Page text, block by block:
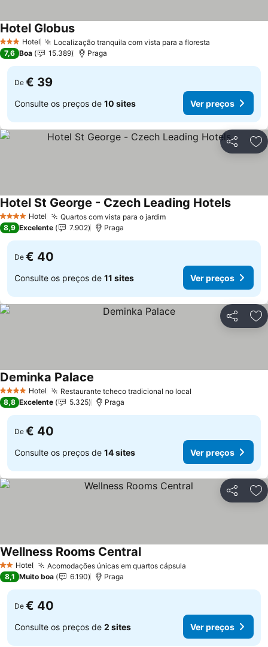
3 EstrelasHotel Localização tranquila com vista para a floresta
Hotel Globus
7,6 Boa 15.389 Praga
De € 39
Consulte os preços de 10 sites Ver preços
Partilhar
4 EstrelasHotel Quartos com vista para o jardim
Hotel St George - Czech Leading Hotels
8,9 Excelente 7.902 Praga
De € 40
Consulte os preços de 11 sites Ver preços
Partilhar
4 EstrelasHotel Restaurante tcheco tradicional no local
Deminka Palace
8,8 Excelente 5.325 Praga
De € 40
Consulte os preços de 14 sites Ver preços
Partilhar
2 Estrelas
Hotel Acomodações únicas em quartos cápsula
Wellness Rooms Central
8,1 Muito boa 6.190 Praga
De € 40
Consulte os preços de 2 sites Ver preços